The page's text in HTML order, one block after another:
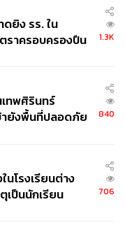
ยิง รร. ใน
ราครอบครองปืน
1.3K
เทพศิรินทร์
ยังพื้นที่ปลอดภัย
840
นโรงเรียนต่าง
เป็นนักเรียน
706